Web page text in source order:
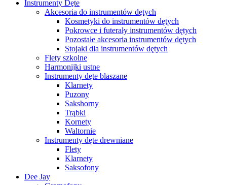
Instrumenty Dęte
Akcesoria do instrumentów dętych
Kosmetyki do instrumentów dętych
Pokrowce i futerały instrumentów dętych
Pozostałe akcesoria instrumentów dętych
Stojaki dla instrumentów dętych
Flety szkolne
Harmonijki ustne
Instrumenty dęte blaszane
Klarnety
Puzony
Sakshorny
Trąbki
Kornety
Waltornie
Instrumenty dęte drewniane
Flety
Klarnety
Saksofony
Dee Jay